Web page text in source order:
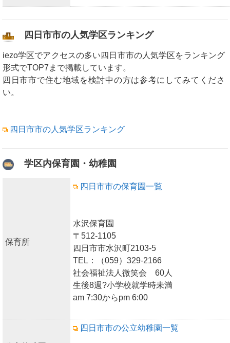
四日市市の人気学区ランキング
iezo学区でアクセスの多い四日市市の人気学区をランキング
形式でTOP7まで掲載しています。
四日市市で住む地域を検討中の方は参考にしてみてくださ
い。
四日市市の人気学区ランキング
学区内保育園・幼稚園
保育所
四日市市の保育園一覧
水沢保育園
〒512-1105
四日市市水沢町2103-5
TEL：（059）329-2166
社会福祉法人微笑会 60人
生後8週?小学校就学時未満
am 7:30からpm 6:00
四日市市の公立幼稚園一覧